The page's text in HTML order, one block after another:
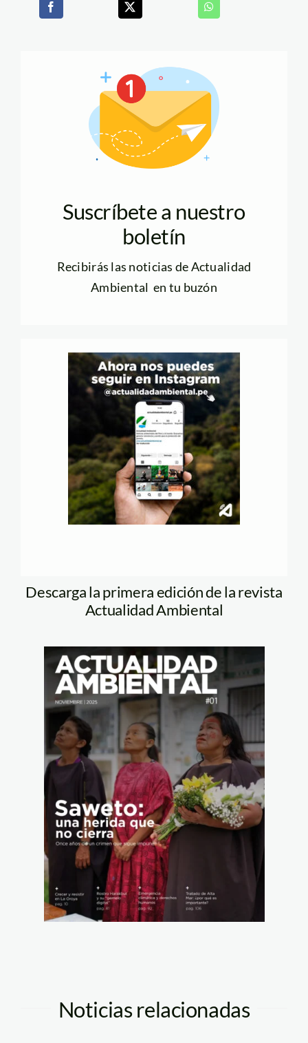
Suscríbete a nuestro
boletín
Recibirás las noticias de Actualidad
Ambiental en tu buzón
Descarga la primera edición de la revista
Actualidad Ambiental
Noticias relacionadas